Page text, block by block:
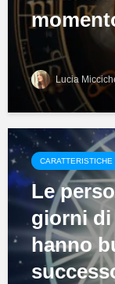
Lucia
Le
giorni di
hanno